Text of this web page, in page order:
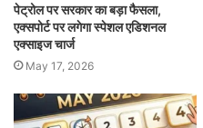
पेट्रोल पर सरकार का बड़ा फैसला,
एक्सपोर्ट पर लगेगा स्पेशल एडिशनल
एक्साइज चार्ज
May 17, 2026